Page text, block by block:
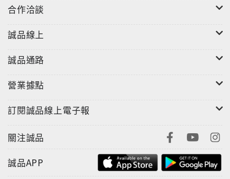
合作洽談
誠品線上
誠品通路
營業據點
訂閱誠品線上電子報
關注誠品
誠品APP